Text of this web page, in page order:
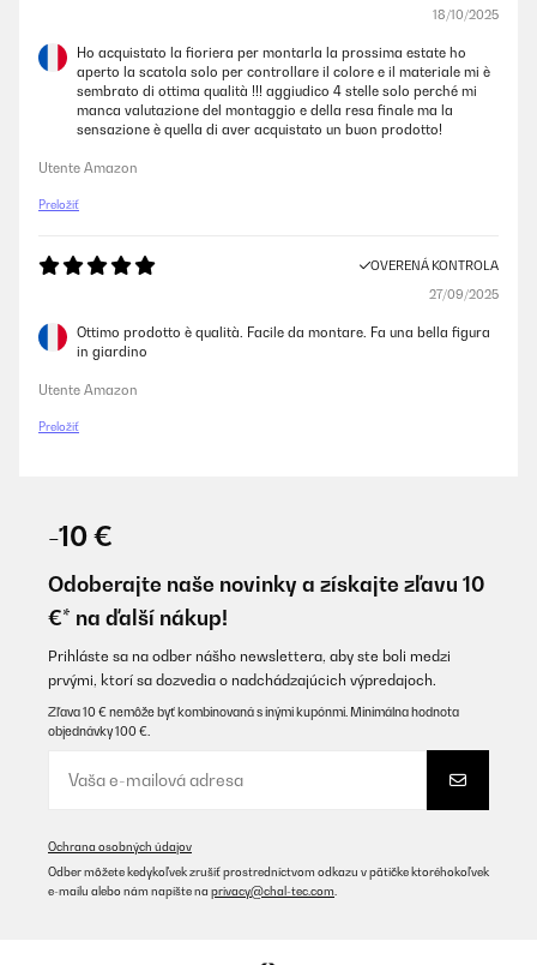
18/10/2025
Ho acquistato la fioriera per montarla la prossima estate ho
aperto la scatola solo per controllare il colore e il materiale mi è
sembrato di ottima qualità !!! aggiudico 4 stelle solo perché mi
manca valutazione del montaggio e della resa finale ma la
sensazione è quella di aver acquistato un buon prodotto!
Utente Amazon
Preložiť
OVERENÁ KONTROLA
27/09/2025
Ottimo prodotto è qualità. Facile da montare. Fa una bella figura
in giardino
Utente Amazon
Preložiť
-10 €
Odoberajte naše novinky a získajte zľavu 10
€* na ďalší nákup!
Prihláste sa na odber nášho newslettera, aby ste boli medzi
prvými, ktorí sa dozvedia o nadchádzajúcich výpredajoch.
Zľava 10 € nemôže byť kombinovaná s inými kupónmi. Minimálna hodnota
objednávky 100 €.
Ochrana osobných údajov
Odber môžete kedykoľvek zrušiť prostredníctvom odkazu v pätičke ktoréhokoľvek
e-mailu alebo nám napíšte na privacy@chal-tec.com.